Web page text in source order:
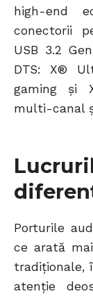
high-end
conectorii
USB 3.2
DTS: X®
gaming și
multi-canal
Porturile
ce arată
tradiționale,
atenție